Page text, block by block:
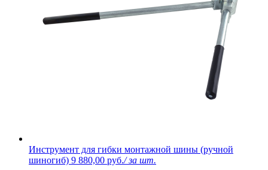
Инструмент для гибки монтажной шины (ручной
шиногиб) 9 880,00 руб./ за шт.